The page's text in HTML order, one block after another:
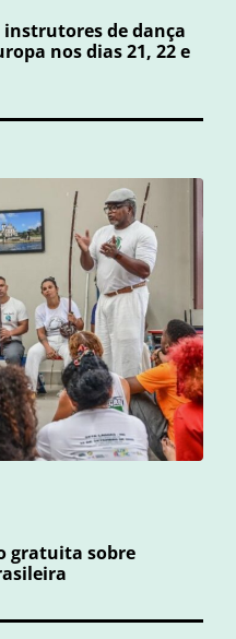
instrutores de dança
nos dias 21, 22 e
gratuita sobre